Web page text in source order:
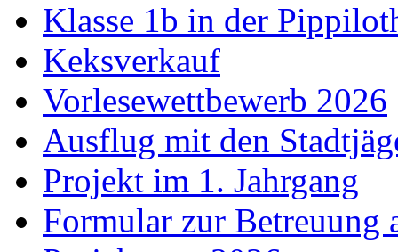
Klasse 1b in der
Keksverkauf
Vorlesewettbewerb 2026
Ausflug mit den
Projekt im 1. Jahrgang
Formular zur Betreuung